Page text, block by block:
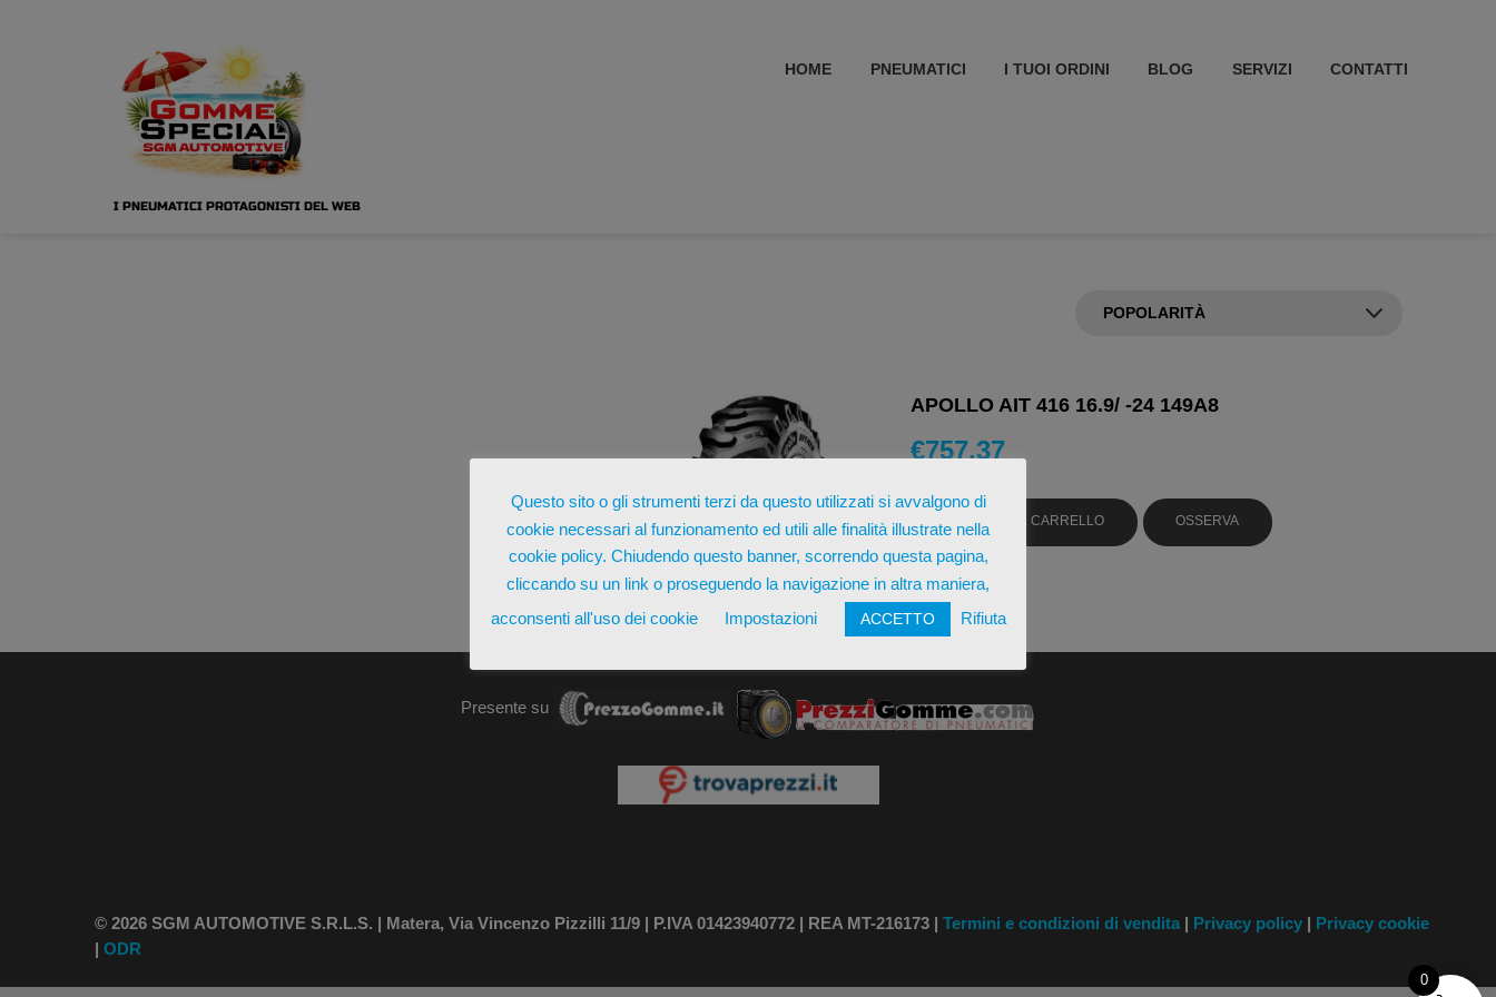
I PNEUMATICI PROTAGONISTI DEL WEB
HOME PNEUMATICI I TUOI ORDINI BLOG SERVIZI CONTATTI
APOLLO AIT 416 16.9/ -24 149A8
€757,37
AGGIUNGI AL CARRELLO OSSERVA
Presente su
© 2026 SGM AUTOMOTIVE S.R.L.S. | Matera, Via Vincenzo Pizzilli 11/9 | P.IVA 01423940772 | REA MT-216173 | Termini e condizioni di vendita | Privacy policy | Privacy cookie
| ODR
Questo sito o gli strumenti terzi da questo utilizzati si avvalgono di
cookie necessari al funzionamento ed utili alle finalità illustrate nella
cookie policy. Chiudendo questo banner, scorrendo questa pagina,
cliccando su un link o proseguendo la navigazione in altra maniera,
acconsenti all'uso dei cookie
Impostazioni ACCETTO Rifiuta
0